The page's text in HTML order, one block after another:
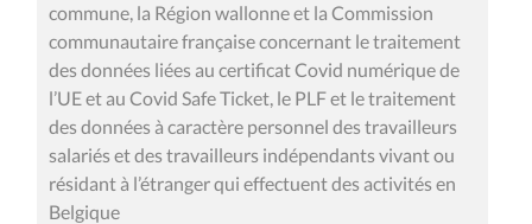
commune, la Région wallonne et la Commission
communautaire française concernant le traitement
des données liées au certificat Covid numérique de
l’UE et au Covid Safe Ticket, le PLF et le traitement
des données à caractère personnel des travailleurs
salariés et des travailleurs indépendants vivant ou
résidant à l’étranger qui effectuent des activités en
Belgique